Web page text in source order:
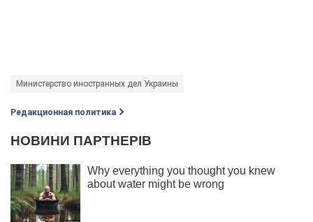
Министерство иностранных дел Украины
Редакционная политика